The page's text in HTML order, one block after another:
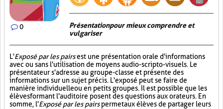
0
Présentation pour mieux comprendre et
vulgariser
L'Exposé par les pairsest une présentation orale d'informations
avec ou sans l'utilisation de moyens audio-scripto-visuels. Le
présentateur s'adresse au groupe-classe et présente des
informations sur un sujet précis. L'exposé peut se faire de
manière individuelle ou en petits groupes. Il est possible que les
élèves formant l'auditoire posent des questions aux orateurs. En
somme, l'Exposé par les pairspermet aux élèves de partager leurs